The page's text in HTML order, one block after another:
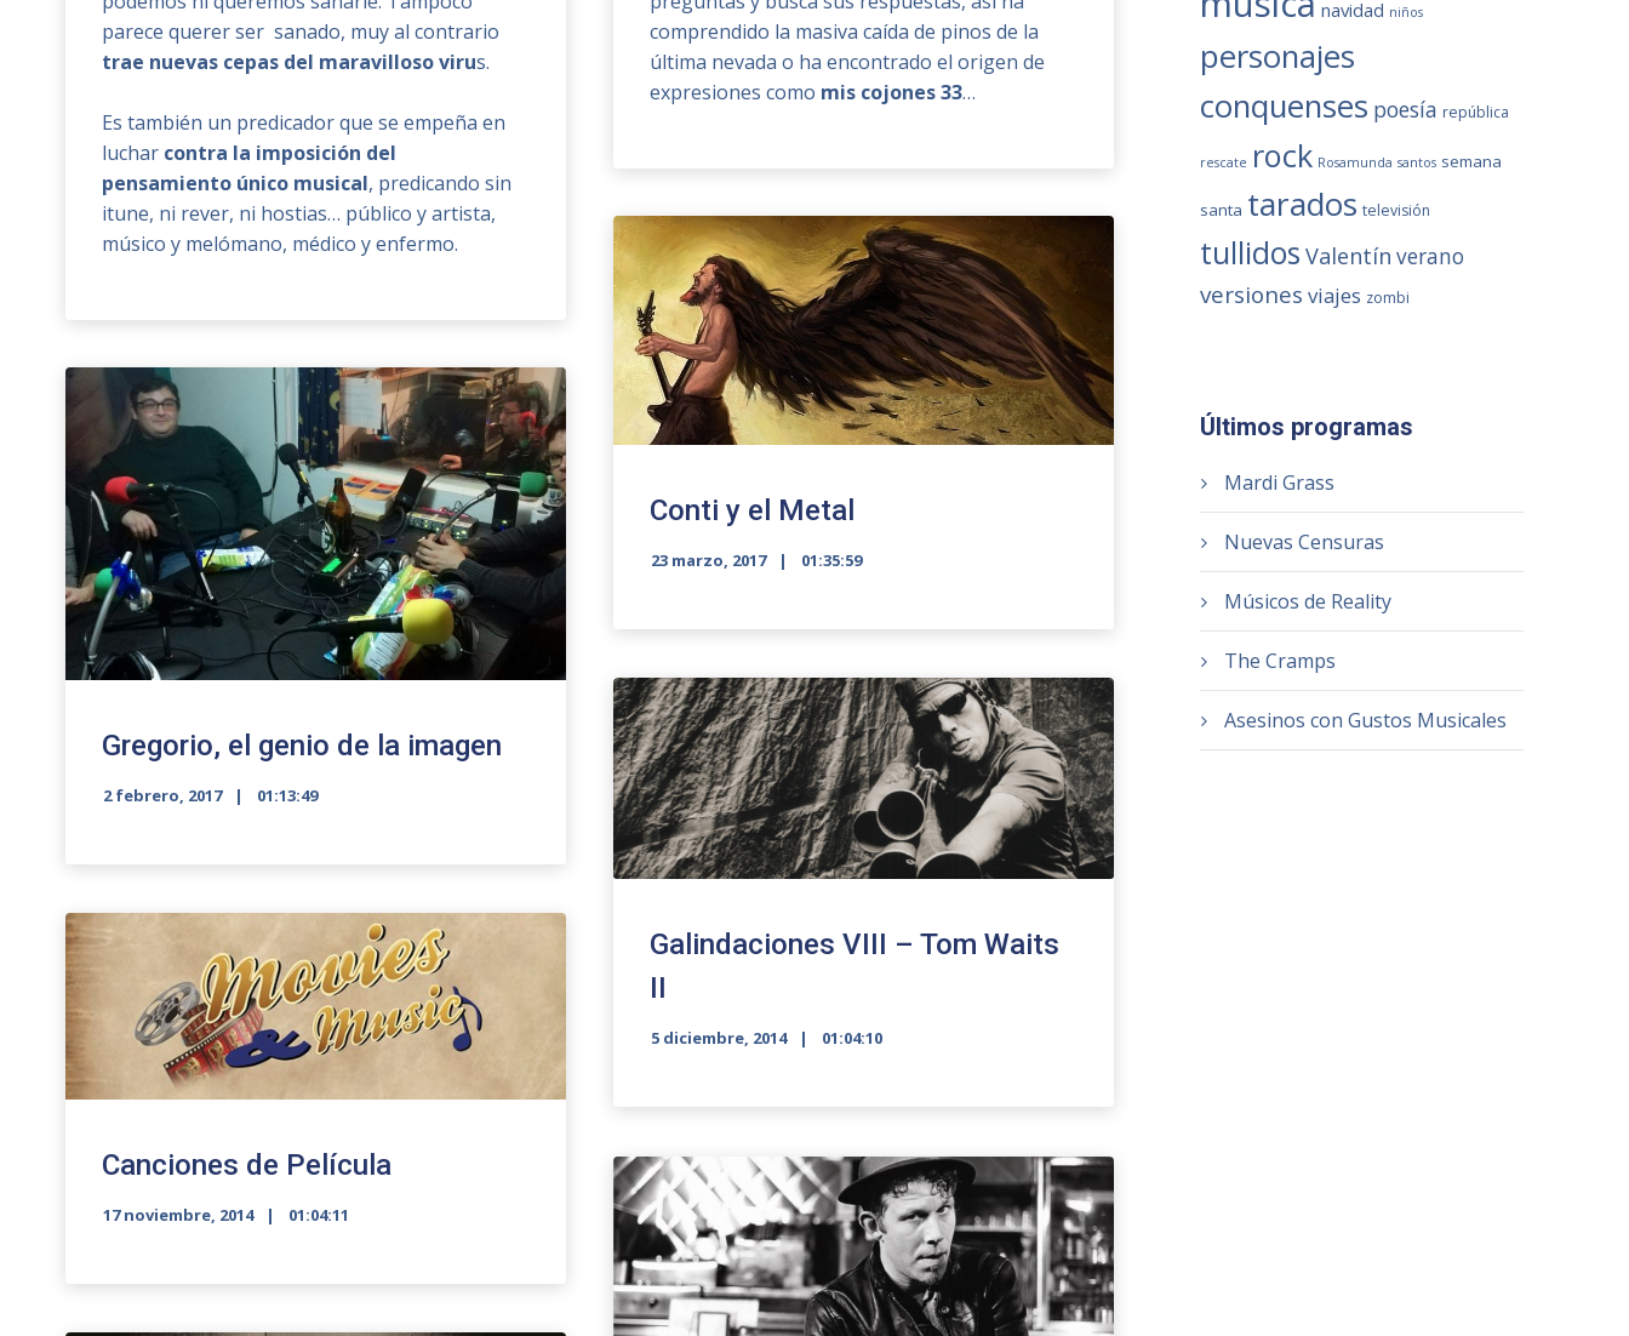
parece querer ser sanado, muy al contrario
trae nuevas cepas del maravilloso virus.
Es también un predicador que se empeña en
luchar contra la imposición del
pensamiento único musical, predicando sin
itune, ni rever, ni hostias… público y artista,
músico y melómano, médico y enfermo.
comprendido la masiva caída de pinos de la
última nevada o ha encontrado el origen de
expresiones como mis cojones 33…
Conti y el Metal
23 marzo, 2017 01:35:59
Gregorio, el genio de la imagen
2 febrero, 2017 01:13:49
Galindaciones VIII – Tom Waits
II
5 diciembre, 2014 01:04:10
Canciones de Película
17 noviembre, 2014 01:04:11
navidad niños
personajes
conquenses poesía república
rescate rock Rosamunda santos semana
santa tarados televisión
tullidos Valentín verano
versiones viajes zombi
Últimos programas
Mardi Grass
Nuevas Censuras
Músicos de Reality
The Cramps
Asesinos con Gustos Musicales